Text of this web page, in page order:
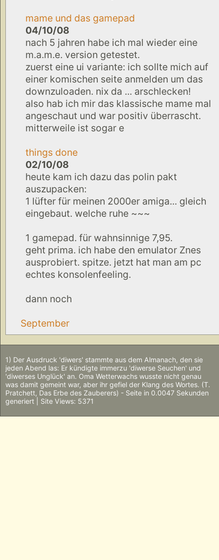
mame und das gamepad
04/10/08
nach 5 jahren habe ich mal wieder eine
m.a.m.e. version getestet.
zuerst eine ui variante: ich sollte mich auf
einer komischen seite anmelden um das
downzuloaden. nix da ... arschlecken!
also hab ich mir das klassische mame mal
angeschaut und war positiv überrascht.
mitterweile ist sogar e
things done
02/10/08
heute kam ich dazu das polin pakt
auszupacken:
1 lüfter für meinen 2000er amiga... gleich
eingebaut. welche ruhe ~~~
1 gamepad. für wahnsinnige 7,95.
geht prima. ich habe den emulator Znes
ausprobiert. spitze. jetzt hat man am pc
echtes konsolenfeeling.
dann noch
September
1) Der Ausdruck 'diwers' stammte aus dem Almanach, den sie
jeden Abend las: Er kündigte immerzu 'diwerse Seuchen' und
'diwerses Unglück' an. Oma Wetterwachs wusste nicht genau
was damit gemeint war, aber ihr gefiel der Klang des Wortes. (T.
Pratchett, Das Erbe des Zauberers) - Seite in 0.0047 Sekunden
generiert | Site Views: 5371